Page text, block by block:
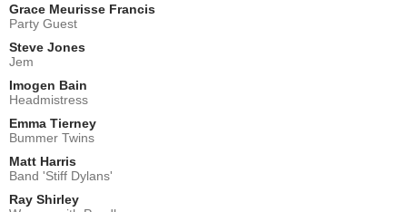
Grace Meurisse Francis
Party Guest
Steve Jones
Jem
Imogen Bain
Headmistress
Emma Tierney
Bummer Twins
Matt Harris
Band 'Stiff Dylans'
Ray Shirley